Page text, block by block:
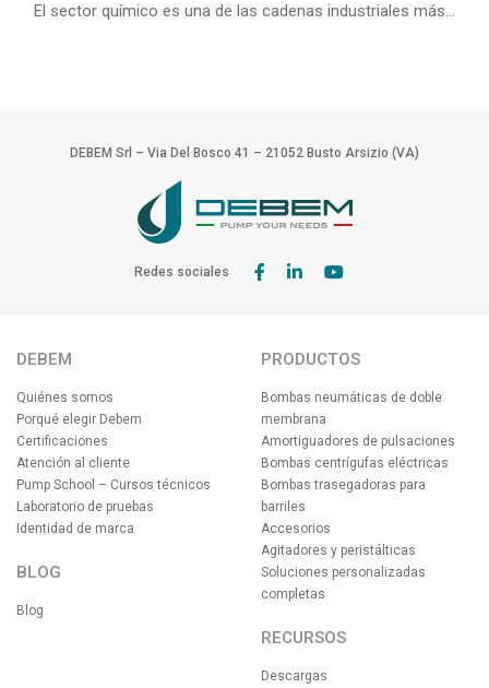
El sector químico es una de las cadenas industriales más...
DEBEM Srl – Via Del Bosco 41 – 21052 Busto Arsizio (VA)
Redes sociales
DEBEM
Quiénes somos
Porqué elegir Debem
Certificaciones
Atención al cliente
Pump School – Cursos técnicos
Laboratorio de pruebas
Identidad de marca
BLOG
Blog
PRODUCTOS
Bombas neumáticas de doble
membrana
Amortiguadores de pulsaciones
Bombas centrígufas eléctricas
Bombas trasegadoras para
barriles
Accesorios
Agitadores y peristálticas
Soluciones personalizadas
completas
RECURSOS
Descargas